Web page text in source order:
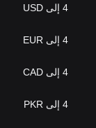
4 إلى USD
4 إلى EUR
4 إلى CAD
4 إلى PKR